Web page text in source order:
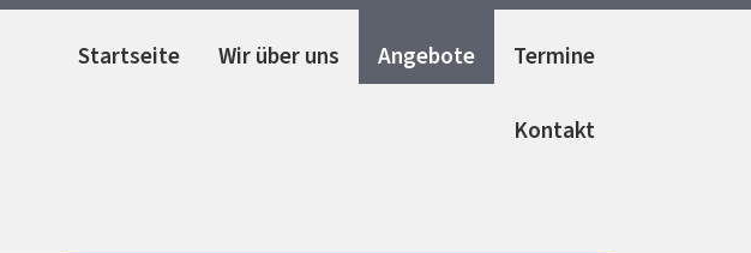
Startseite Wir über uns Angebote Termine
Kontakt